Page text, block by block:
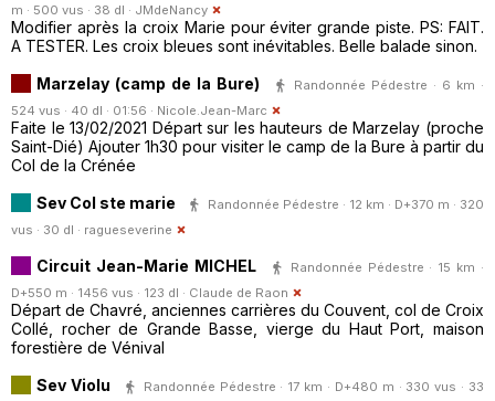
m · 500 vus · 38 dl · JMdeNancy
Modifier après la croix Marie pour éviter grande piste. PS: FAIT.
A TESTER. Les croix bleues sont inévitables. Belle balade sinon.
Marzelay (camp de la Bure)
Randonnée Pédestre · 6 km ·
524 vus · 40 dl · 01:56 · Nicole.Jean-Marc
Faite le 13/02/2021 Départ sur les hauteurs de Marzelay (proche
Saint-Dié) Ajouter 1h30 pour visiter le camp de la Bure à partir du
Col de la Crénée
Sev Col ste marie
Randonnée Pédestre · 12 km · D+370 m · 320
vus · 30 dl · ragueseverine
Circuit Jean-Marie MICHEL
Randonnée Pédestre · 15 km ·
D+550 m · 1456 vus · 123 dl · Claude de Raon
Départ de Chavré, anciennes carrières du Couvent, col de Croix
Collé, rocher de Grande Basse, vierge du Haut Port, maison
forestière de Vénival
Sev Violu
Randonnée Pédestre · 17 km · D+480 m · 330 vus · 33